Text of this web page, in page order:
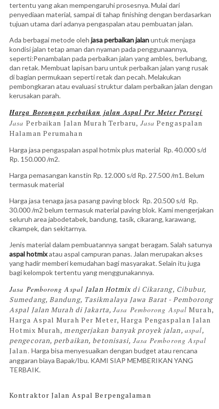
tertentu yang akan mempengaruhi prosesnya. Mulai dari
penyediaan material, sampai di tahap finishing dengan berdasarkan
tujuan utama dari adanya pengaspalan atau pembuatan jalan.
Ada berbagai metode oleh jasa perbaikan jalanuntuk menjaga
kondisi jalan tetap aman dan nyaman pada penggunaannya,
seperti:Penambalan pada perbaikan jalan yang ambles, berlubang,
dan retak. Membuat lapisan baru untuk perbaikan jalan yang rusak
di bagian permukaan seperti retak dan pecah. Melakukan
pembongkaran atau evaluasi struktur dalam perbaikan jalan dengan
kerusakan parah.
Harga Borongan perbaikan jalanAspal Per Meter Persegi
Jasa Perbaikan Jalan Murah Terbaru, Jasa Pengaspalan
Halaman Perumahan
Harga jasa pengaspalan aspal hotmix plus material Rp. 40.000 s/d
Rp. 150.000 /m2.
Harga pemasangan kanstin Rp. 12.000 s/d Rp. 27.500 /m1. Belum
termasuk material
Harga jasa tenaga jasa pasang paving block Rp. 20.500 s/d Rp.
30.000 /m2 belum termasuk material paving blok. Kami mengerjakan
seluruh area jabodetabek, bandung, tasik, cikarang, karawang,
cikampek, dan sekitarnya.
Jenis material dalam pembuatannya sangat beragam. Salah satunya
aspal hotmixatau aspal campuran panas. Jalan merupakan akses
yang hadir memberi kemudahan bagi masyarakat. Selain itu juga
bagi kelompok tertentu yang menggunakannya.
Jasa Pemborong Aspal Jalan Hotmixdi Cikarang, Cibubur,
Sumedang, Bandung​, Tasikmalaya Jawa Barat - Pemborong
Aspal Jalan Murah di Jakarta,Jasa Pemborong Aspal Murah,
Harga Aspal Murah Per Meter, Harga Pengaspalan Jalan
Hotmix Murah,mengerjakan banyak proyek jalan, aspal,
pengecoran, perbaikan, betonisasi, Jasa Pemborong Aspal
Jalan. Harga bisa menyesuaikan dengan budget atau rencana
anggaran biaya Bapak/Ibu. KAMI SIAP MEMBERIKAN YANG
TERBAIK.
Kontraktor Jalan Aspal Berpengalaman